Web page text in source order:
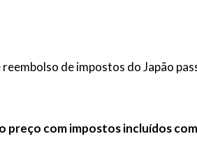
de impostos do Japão
preço com impostos incluídos